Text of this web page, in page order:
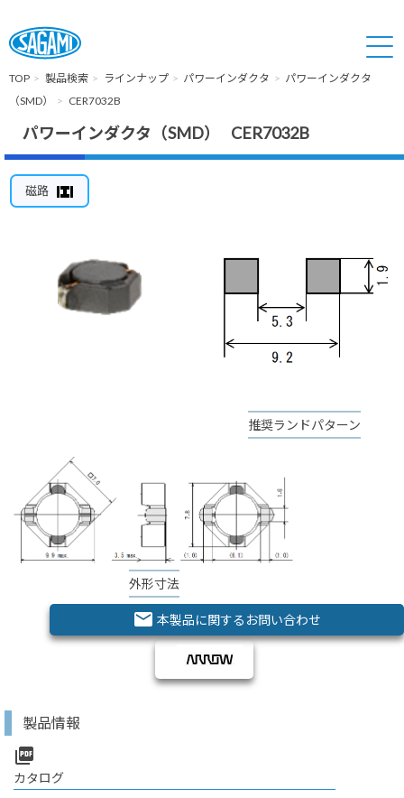
TOP 製品検索 ラインナップ パワーインダクタ
パワーインダクタ
（SMD）
CER7032B
パワーインダクタ（SMD） CER7032B
磁路
推奨ランドパターン
外形寸法
email 本製品に関するお問い合わせ
製品情報
picture_as_pdf
カタログ